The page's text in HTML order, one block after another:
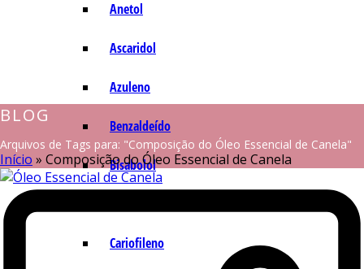
Anetol
Ascaridol
Azuleno
Benzaldeído
Bisabolol
Cariofileno
BLOG
Arquivos de Tags para: "Composição do Óleo Essencial de Canela"
Início » Composição do Óleo Essencial de Canela